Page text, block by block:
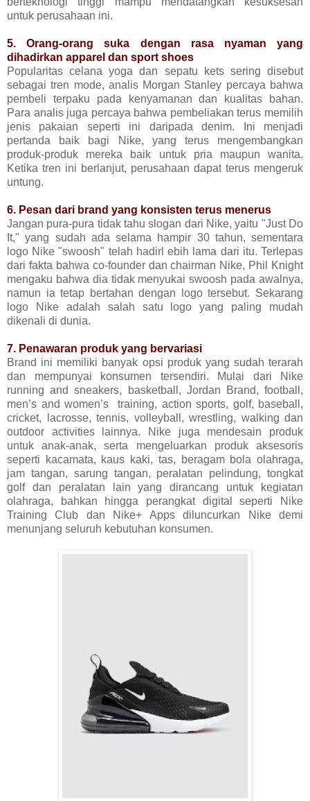
untuk perusahaan ini.
5. Orang-orang suka dengan rasa nyaman yang
dihadirkan apparel dan sport shoes
Popularitas celana yoga dan sepatu kets sering disebut
sebagai tren mode, analis Morgan Stanley percaya bahwa
pembeli terpaku pada kenyamanan dan kualitas bahan.
Para analis juga percaya bahwa pembeliakan terus memilih
jenis pakaian seperti ini daripada denim. Ini menjadi
pertanda baik bagi Nike, yang terus mengembangkan
produk-produk mereka baik untuk pria maupun wanita.
Ketika tren ini berlanjut, perusahaan dapat terus mengeruk
untung.
6. Pesan dari brand yang konsisten terus menerus
Jangan pura-pura tidak tahu slogan dari Nike, yaitu "Just Do
It," yang sudah ada selama hampir 30 tahun, sementara
logo Nike "swoosh" telah hadirl ebih lama dari itu. Terlepas
dari fakta bahwa co-founder dan chairman Nike, Phil Knight
mengaku bahwa dia tidak menyukai swoosh pada awalnya,
namun ia tetap bertahan dengan logo tersebut. Sekarang
logo Nike adalah salah satu logo yang paling mudah
dikenali di dunia.
7. Penawaran produk yang bervariasi
Brand ini memiliki banyak opsi produk yang sudah terarah
dan mempunyai konsumen tersendiri. Mulai dari Nike
running and sneakers, basketball, Jordan Brand, football,
men’s and women’s training, action sports, golf, baseball,
cricket, lacrosse, tennis, volleyball, wrestling, walking dan
outdoor activities lainnya. Nike juga mendesain produk
untuk anak-anak, serta mengeluarkan produk aksesoris
seperti kacamata, kaus kaki, tas, beragam bola olahraga,
jam tangan, sarung tangan, peralatan pelindung, tongkat
golf dan peralatan lain yang dirancang untuk kegiatan
olahraga, bahkan hingga perangkat digital seperti Nike
Training Club dan Nike+ Apps diluncurkan Nike demi
menunjang seluruh kebutuhan konsumen.